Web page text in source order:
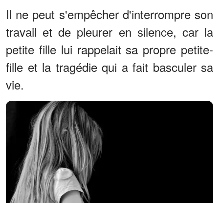
Il ne peut s'empêcher d'interrompre son
travail et de pleurer en silence, car la
petite fille lui rappelait sa propre petite-
fille et la tragédie qui a fait basculer sa
vie.